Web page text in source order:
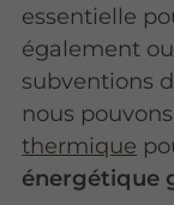
essentielle
également
subventions
nous
thermique
énergétique